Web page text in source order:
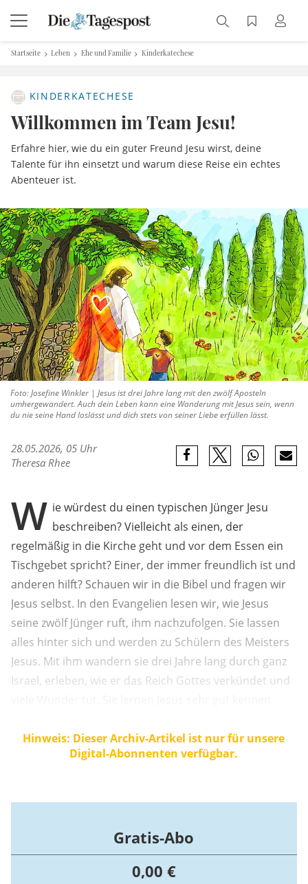
Startseite Leben Ehe und Familie Kinderkatechese
KINDERKATECHESE
Willkommen im Team Jesu!
Erfahre hier, wie du ein guter Freund Jesu wirst, deine
Talente für ihn einsetzt und warum diese Reise ein echtes
Abenteuer ist.
Foto: Josefine Winkler | Jesus ist drei Jahre lang mit den zwölf Aposteln
umhergewandert. Auch dein Leben kann eine Wanderung mit Jesus sein, wenn
du nie seine Hand loslässt und dich stets von seiner Liebe erfüllen lässt.
28.05.2026, 05 Uhr
Theresa Rhee
W ie würdest du einen typischen Jünger Jesu
beschreiben? Vielleicht als einen, der
regelmäßig in die Kirche geht und vor dem Essen ein
Tischgebet spricht? Einer, der immer freundlich ist und
anderen hilft? Schauen wir in die Bibel und fragen wir
Jesus selbst. In den Evangelien lesen wir, wie Jesus
seine zwölf Jünger ruft, ihm nachzufolgen. Sie lassen
alles hinter sich und werden zu Schülern des Meisters
Jesus. Mit ihm wandern sie drei Jahre lang durch ganz
Israel, erleben, wie er das Reich Gottes verkündet und
Hinweis: Dieser Archiv-Artikel ist nur für unsere
Digital-Abonnenten verfügbar.
Gratis-Abo
0,00 €